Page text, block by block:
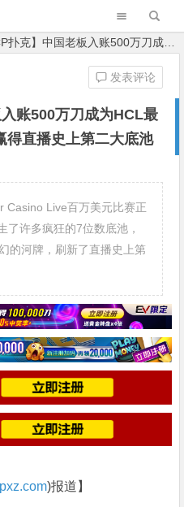
中国老板入账500万刀成为HCL最大赢家！Alan Keating赢得直播史上第二大底池
入账500万刀成为HCL最
直播史上第二大底池
发表评论
Casino Live百万美元比赛正
了许多疯狂的7位数底池，
的河牌，刷新了直播史上第
)报道】